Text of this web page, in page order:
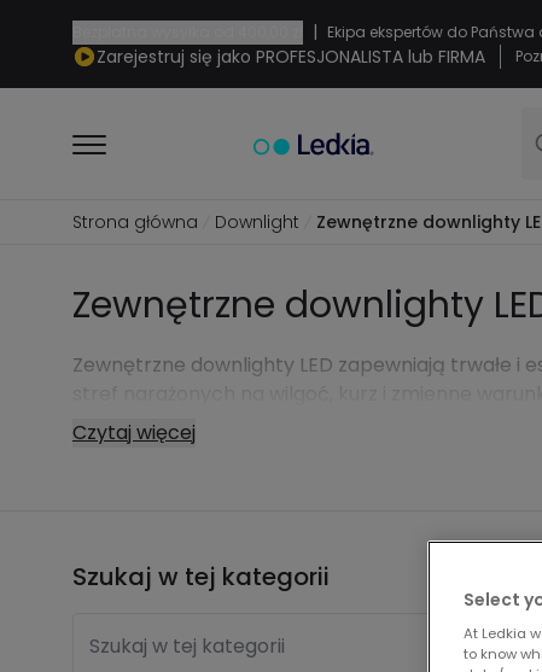
| Ekipa ekspertów do
Zarejestruj się jako PROFESJONALISTA lub FIRMA
Strona główna Downlight Zewnętrzne downlighty
Zewnętrzne downlighty
Zewnętrzne downlighty LED zapewniają trwałe
Czytaj więcej
Szukaj w tej kategorii
Szukaj w tej kategorii
Select
At Ledkia
to know